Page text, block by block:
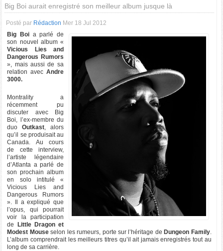
Big Boi aurait enregistré son meilleur album jusque là
Posté par Rédaction Mer 18 Jul 2012
Big Boi a parlé de
son nouvel album «
Vicious Lies and
Dangerous Rumors
», mais aussi de sa
relation avec Andre
3000.
Montrality a
récemment pu
discuter avec Big
Boi, l’ex-membre du
duoOutkast, alors
qu’il se produisait au
Canada. Au cours
de cette interview,
l’artiste légendaire
d’Atlanta a parlé de
son prochain album
en solo intitulé «
Vicious Lies and
Dangerous Rumors
». Il a expliqué que
l’opus, qui pourrait
voir la participation
de
Little Dragon et
Modest Mouseselon les rumeurs, porte sur l’héritage de Dungeon Family.
L’album comprendrait les meilleurs titres qu’il ait jamais enregistrés tout au
long de sa carrière.